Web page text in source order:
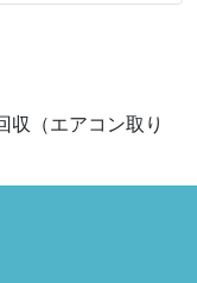
収（エアコン取り